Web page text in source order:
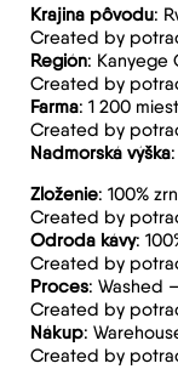
Krajina pôvodu:
Created by
Región: Kanyege
Created by
Farma: 1 200
Created by
Nadmorská výška
Zloženie: 100%
Created by
Odroda kávy:
Created by
Proces: Washed
Created by
Nákup:
Created by